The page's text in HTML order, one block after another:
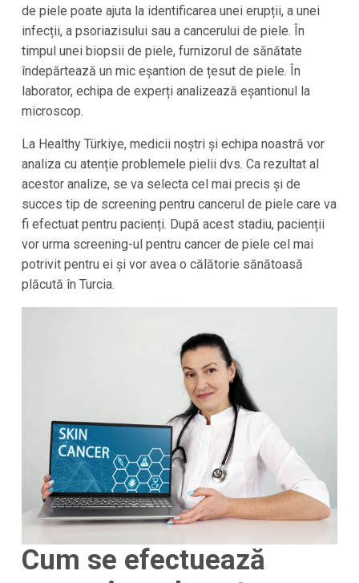
de piele poate ajuta la identificarea unei erupții, a unei
infecții, a psoriazisului sau a cancerului de piele. În
timpul unei biopsii de piele, furnizorul de sănătate
îndepărtează un mic eșantion de țesut de piele. În
laborator, echipa de experți analizează eșantionul la
microscop.
La Healthy Türkiye, medicii noștri și echipa noastră vor
analiza cu atenție problemele pielii dvs. Ca rezultat al
acestor analize, se va selecta cel mai precis și de
succes tip de screening pentru cancerul de piele care va
fi efectuat pentru pacienți. După acest stadiu, pacienții
vor urma screening-ul pentru cancer de piele cel mai
potrivit pentru ei și vor avea o călătorie sănătoasă
plăcută în Turcia.
Cum se efectuează